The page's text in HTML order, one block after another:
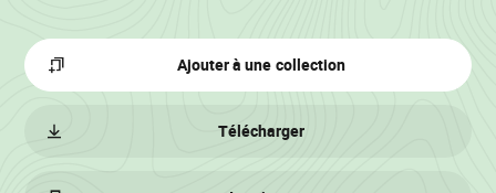
Ajouter à une collection
Télécharger